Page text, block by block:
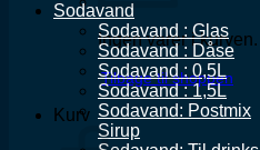
Ingen varer i kurven.
Tilbage til shoppen
Kurv
Sodavand
Sodavand : Glas
Sodavand : Dåse
Sodavand : 0,5L
Sodavand : 1,5L
Sodavand: Postmix
Sirup